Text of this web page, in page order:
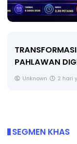
MAJLIS
Unknown
SEGMEN KHAS